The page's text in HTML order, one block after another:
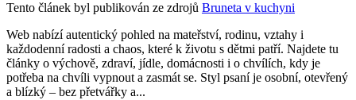
Tento článek byl publikován ze zdrojů Bruneta v kuchyni
Web nabízí autentický pohled na mateřství, rodinu, vztahy i
každodenní radosti a chaos, které k životu s dětmi patří. Najdete tu
články o výchově, zdraví, jídle, domácnosti i o chvílích, kdy je
potřeba na chvíli vypnout a zasmát se. Styl psaní je osobní, otevřený
a blízký – bez přetvářky a...